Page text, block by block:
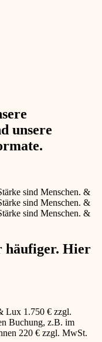
unsere
sind Menschen. &
sind Menschen. &
sind Menschen. &
häufiger. Hier
Lux 1.750 € zzgl.
Buchung, z.B. im
220 € zzgl. MwSt.